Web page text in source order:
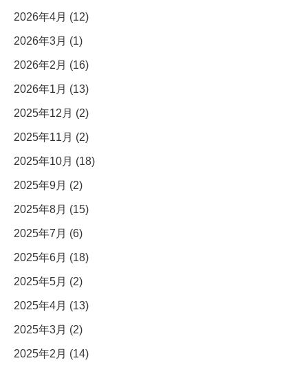
2026年4月 (12)
2026年3月 (1)
2026年2月 (16)
2026年1月 (13)
2025年12月 (2)
2025年11月 (2)
2025年10月 (18)
2025年9月 (2)
2025年8月 (15)
2025年7月 (6)
2025年6月 (18)
2025年5月 (2)
2025年4月 (13)
2025年3月 (2)
2025年2月 (14)